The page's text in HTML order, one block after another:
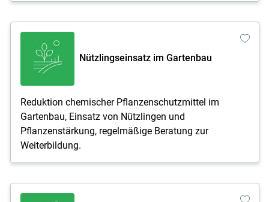
Nützlingseinsatz im Gartenbau
Reduktion chemischer Pflanzenschutzmittel im
Gartenbau, Einsatz von Nützlingen und
Pflanzenstärkung, regelmäßige Beratung zur
Weiterbildung.